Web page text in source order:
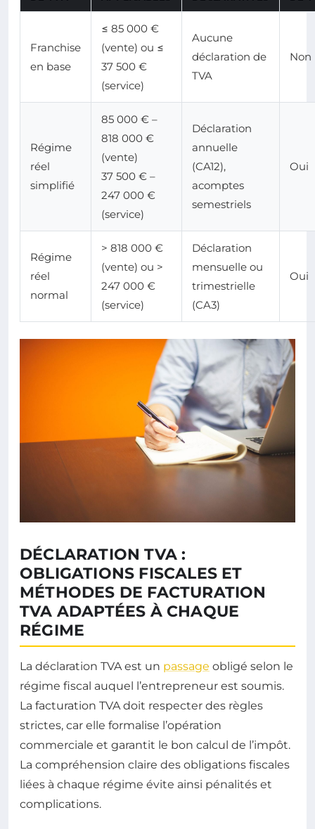
Franchise
en base
≤ 85 000 €
(vente) ou ≤
37 500 €
(service)
Aucune
déclaration de
TVA
Non
Régime
réel
simplifié
85 000 € –
818 000 €
(vente)
37 500 € –
247 000 €
(service)
Déclaration
annuelle
(CA12),
acomptes
semestriels
Oui
Régime
réel
normal
> 818 000 €
(vente) ou >
247 000 €
(service)
Déclaration
mensuelle ou
trimestrielle
(CA3)
Oui
DÉCLARATION TVA :
OBLIGATIONS FISCALES ET
MÉTHODES DE FACTURATION
TVA ADAPTÉES À CHAQUE
RÉGIME
La déclaration TVA est un passage obligé selon le
régime fiscal auquel l’entrepreneur est soumis.
La facturation TVA doit respecter des règles
strictes, car elle formalise l’opération
commerciale et garantit le bon calcul de l’impôt.
La compréhension claire des obligations fiscales
liées à chaque régime évite ainsi pénalités et
complications.